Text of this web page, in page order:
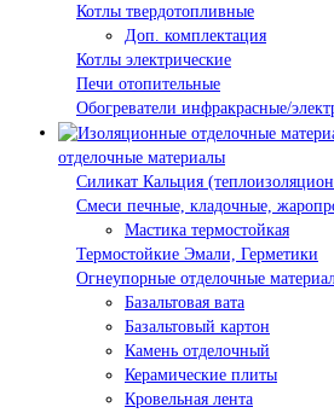
Котлы твердотопливные
Доп. комплектация
Котлы электрические
Печи отопительные
Обогреватели инфракрасные/
отделочные материалы
Силикат Кальция
Смеси печные, кладочные,
Мастика термостойкая
Термостойкие Эмали, Герметики
Огнеупорные отделочные
Базальтовая вата
Базальтовый картон
Камень отделочный
Керамические плиты
Кровельная лента